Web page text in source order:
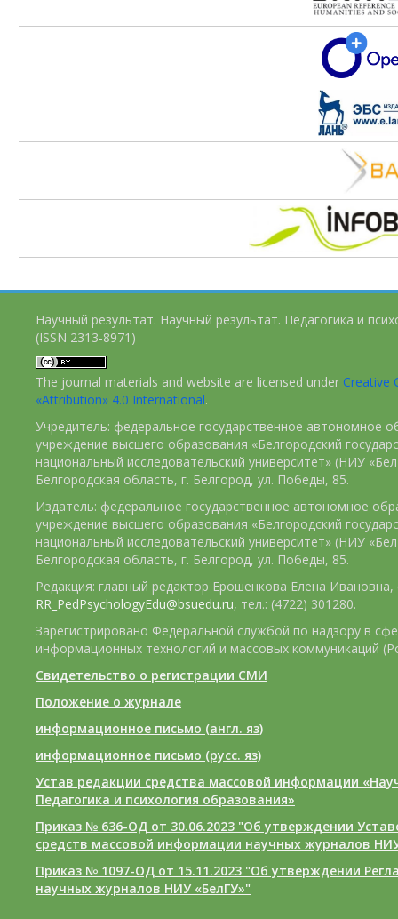
Научный результат. Научный результат. Педагогика и
(ISSN 2313-8971)
The journal materials and website are licensed under Creative
«Attribution» 4.0 International.
Учредитель: федеральное государственное автономное
учреждение высшего образования «Белгородский
национальный исследовательский университет» (НИУ
Белгородская область, г. Белгород, ул. Победы, 85.
Издатель: федеральное государственное автономное
учреждение высшего образования «Белгородский
национальный исследовательский университет» (НИУ
Белгородская область, г. Белгород, ул. Победы, 85.
Редакция: главный редактор Ерошенкова Елена Ивановна,
RR_PedPsychologyEdu@bsuedu.ru, тел.: (4722) 301280.
Зарегистрировано Федеральной службой по надзору в
информационных технологий и массовых коммуникаций
Свидетельство о регистрации СМИ
Положение о журнале
информационное письмо (англ. яз)
информационное письмо (русс. яз)
Устав редакции средства массовой информации
Педагогика и психология образования»
Приказ № 636-ОД от 30.06.2023 "Об утверждении
средств массовой информации научных журналов
Приказ № 1097-ОД от 15.11.2023 "Об утверждении
научных журналов НИУ «БелГУ»"